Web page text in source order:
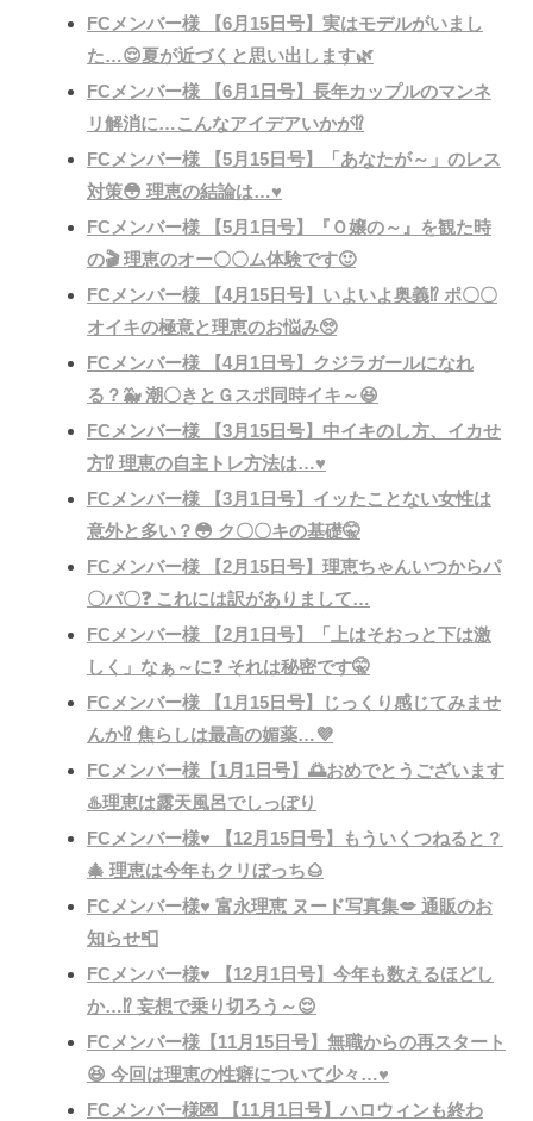
FCメンバー様 【6月15日号】実はモデルがいまし
た…😌夏が近づくと思い出します🌿
FCメンバー様 【6月1日号】長年カップルのマンネ
リ解消に…こんなアイデアいかが⁉️
FCメンバー様 【5月15日号】「あなたが～」のレス
対策😳 理恵の結論は…♥️
FCメンバー様 【5月1日号】『Ｏ嬢の～』を観た時
の🎬 理恵のオー〇〇ム体験です🙂
FCメンバー様 【4月15日号】いよいよ奥義⁉️ ポ〇〇
オイキの極意と理恵のお悩み🥺
FCメンバー様 【4月1日号】クジラガールになれ
る？🐳 潮〇きとＧスポ同時イキ～😆
FCメンバー様 【3月15日号】中イキのし方、イカせ
方⁉️ 理恵の自主トレ方法は…♥️
FCメンバー様 【3月1日号】イッたことない女性は
意外と多い？😳 ク〇〇キの基礎🤫
FCメンバー様 【2月15日号】理恵ちゃんいつからパ
〇パ〇❓ これには訳がありまして…
FCメンバー様 【2月1日号】「上はそおっと下は激
しく」なぁ～に❓ それは秘密です🤫
FCメンバー様 【1月15日号】じっくり感じてみませ
んか⁉️ 焦らしは最高の媚薬…💜
FCメンバー様【1月1日号】🌅おめでとうございます
♨️理恵は露天風呂でしっぽり
FCメンバー様♥️ 【12月15日号】もういくつねると？
🎄 理恵は今年もクリぼっち🌰
FCメンバー様♥️ 富永理恵 ヌード写真集💋 通販のお
知らせ📮
FCメンバー様♥️ 【12月1日号】今年も数えるほどし
か…⁉️ 妄想で乗り切ろう～😌
FCメンバー様【11月15日号】無職からの再スタート
😆 今回は理恵の性癖について少々…♥️
FCメンバー様💌 【11月1日号】ハロウィンも終わ